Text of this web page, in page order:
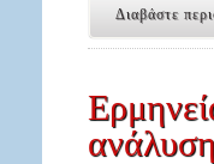
Διαβάστε